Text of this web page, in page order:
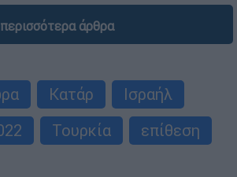
περισσότερα άρθρα
Κατάρ
Ισραήλ
Τουρκία
επίθεση